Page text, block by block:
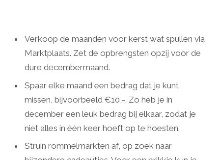
Verkoop de maanden voor kerst wat spullen via
Marktplaats. Zet de opbrengsten opzij voor de
dure decembermaand.
Spaar elke maand een bedrag dat je kunt
missen, bijvoorbeeld €10,-. Zo heb je in
december een leuk bedrag bij elkaar, zodat je
niet alles in één keer hoeft op te hoesten.
Struin rommelmarkten af, op zoek naar